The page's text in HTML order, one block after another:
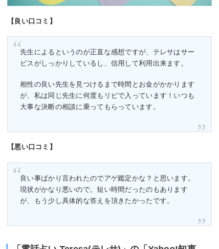
【良い口コミ】
先生によるというのが正直な感想ですが、テレサはサー
ビスがしっかりしているし、信用して利用出来ます。
相性の良い先生を見つけるまで時間とお金がかかります
が、私は同じ先生に何度もリピで入っています！いつも
大事な決断の相談に乗ってもらっています。
【悪い口コミ】
良い事ばかり言われたのでアゲ鑑定かな？と思います。
現状がかなり悪いので。短い時間だったのもあります
が、もう少し具体的な答えを頂きたかったです。